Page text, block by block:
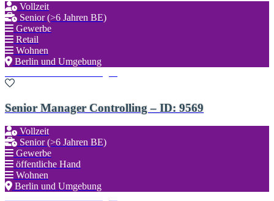
Vollzeit
Senior (>6 Jahren BE)
Gewerbe
Retail
Wohnen
Berlin und Umgebung
Senior Manager Controlling – ID: 9569
Vollzeit
Senior (>6 Jahren BE)
Gewerbe
öffentliche Hand
Wohnen
Berlin und Umgebung